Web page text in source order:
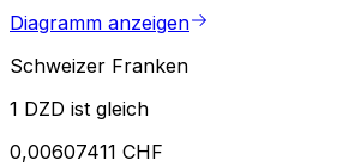
Diagramm anzeigen
Schweizer Franken
1 DZD ist gleich
0,00607411 CHF